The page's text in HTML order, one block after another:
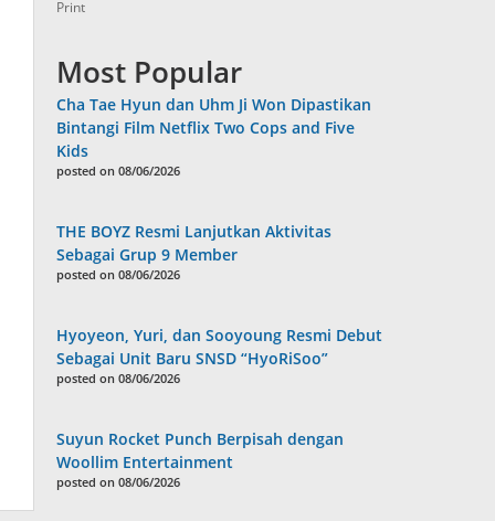
Print
Most Popular
Cha Tae Hyun dan Uhm Ji Won Dipastikan
Bintangi Film Netflix Two Cops and Five
Kids
posted on 08/06/2026
THE BOYZ Resmi Lanjutkan Aktivitas
Sebagai Grup 9 Member
posted on 08/06/2026
Hyoyeon, Yuri, dan Sooyoung Resmi Debut
Sebagai Unit Baru SNSD “HyoRiSoo”
posted on 08/06/2026
Suyun Rocket Punch Berpisah dengan
Woollim Entertainment
posted on 08/06/2026